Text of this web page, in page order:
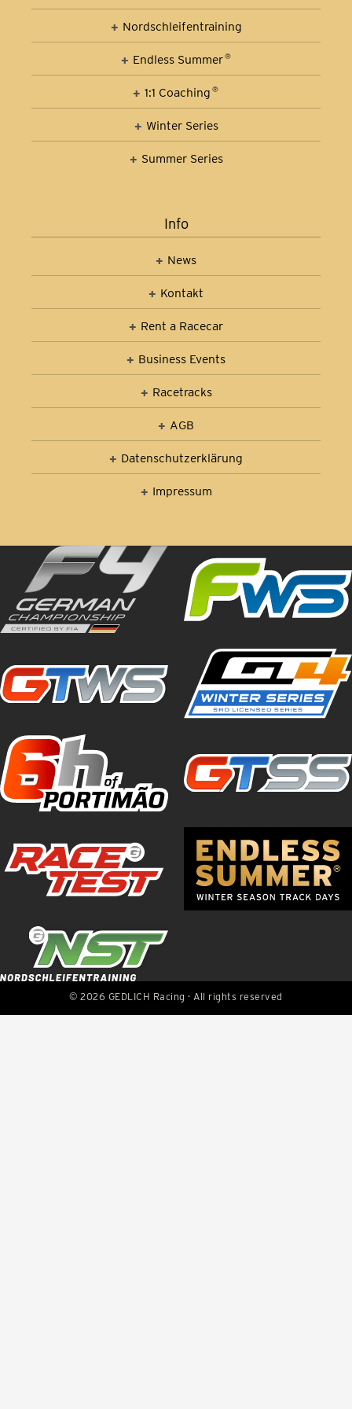
Nordschleifen­training
Car Control TrainingEndless Summer ®
1:1 Coaching ®
Winter Series
Summer Series
Info
News
Kontakt
Rent a Racecar
Business Events
Racetracks
AGB
Datenschutz­erklärung
Impressum
© 2026 GEDLICH Racing · All rights reserved